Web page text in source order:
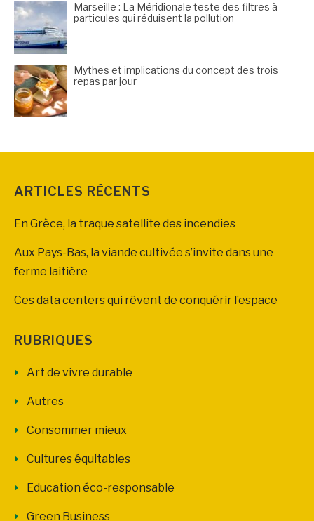
Marseille : La Méridionale teste des filtres à
particules qui réduisent la pollution
Mythes et implications du concept des trois
repas par jour
ARTICLES RÉCENTS
En Grèce, la traque satellite des incendies
Aux Pays-Bas, la viande cultivée s’invite dans une
ferme laitière
Ces data centers qui rêvent de conquérir l’espace
RUBRIQUES
Art de vivre durable
Autres
Consommer mieux
Cultures équitables
Education éco-responsable
Green Business